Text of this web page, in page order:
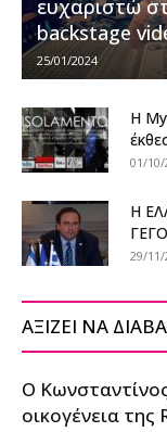
ευχαριστώ
backstage
25/01/2024
Η
01/10/
H
29/11/
ΑΞΙΖΕΙ ΝΑ
Ο
οικογένεια της